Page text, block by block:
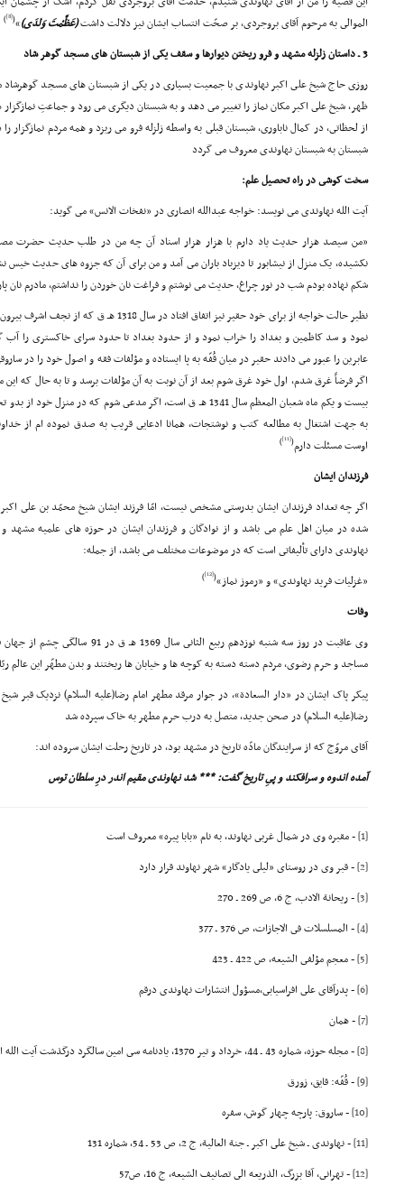
الموالى به مرحوم آقاى بروجردى، بر صحّت انتساب ایشان نیز دلالت داشت(عَظَّمْتَ وَلدَى)»
(
[8]
)
3 ـ داستان زلزله مشهد و فرو ریختن دیوارها و سقف یکى از شبستان هاى مسجد گوهر شاد
روزى حاج شیخ على اکبر نهاوندى با جمعیت بسیارى در یکى از شبستان هاى مسجد گوهرشاد
ظهر، شیخ على اکبر مکان نماز را تغییر مى دهد و به شبستان دیگرى مى رود و جماعتِ نمازگزار
از لحظاتى، در کمال ناباورى، شبستان قبلى به واسطه زلزله فرو مى ریزد و همه مردم
شبستان به شبستان نهاوندى معروف مى گردد
سخت کوشى در راه تحصیل علم:
آیت الله نهاوندى مى نویسد: خواجه عبدالله انصارى در «نفخات الانس» مى گوید:
«من سیصد هزار حدیث یاد دارم با هزار هزار اسناد آن چه من در طلب حدیث حضرت
نکشیده، یک منزل از نیشابور تا دیزباد باران مى آمد و من براى آن که جزوه هاى حدیث خیس
شکم نهاده بودم شب در نور چراغ، حدیث مى نوشتم و فراغت نان خوردن را نداشتم، مادرم نان
نظیر حالت خواجه از براى خود حقیر نیز اتفاق
نمود و سد کاظمین و بغداد را خراب نمود و از حدود بغداد تا حدود سراى خاکسترى را آب
عابرین را عبور مى دادند حقیر در میان قُفّه به پا ایستاده و مؤلفات فقه و اصول خود را در
اگر فرضاً غرق شدم، اول خود غرق شوم بعد از آن نوبت به آن مؤلفات برسد و تا به حال که این
بیست و یکم ماه شعبان المعظم سال 1341 هـ ق است، اگر مدعى شوم که
به جهت اشتغال به مطالعه کتب و نوشتجات، همانا ادعایى قریب به صدق نموده ام از
اوست مسئلت دارم(
[11]
)
فرزندان ایشان
اگر چه تعداد فرزندان ایشان بدرستى مشخص نیست، امّا فرزند ایشان شیخ محمّد بن على
شده در میان اهل علم مى باشد و از نوادگان و فرزندان ایشان در حوزه هاى علمیه
نهاوندى داراى تألیفاتى است که در موضوعات مختلف مى باشد، از جمله:
«غزلیات فرید نهاوندى» و «رموز نماز»(
[12]
)
وفات
وى عاقبت در روز سه شنبه نوزدهم ربیع
مساجد و حرم رضوى، مردم دسته دسته به کوچه ها و خیابان ها ریختند و بدن مطهّر این عالم
پیکر پاک ایشان در «دار السعادة»، در جوار مرقد مطهر امام رضا(علیه السلام) نزدیک قبر
رضا(علیه السلام) در صحن جدید، متصل به درب حرم مطهر به خاک سپرده شد
آقاى مروّج که از سرایندگان مادّه تاریخ در مشهد بود، در تاریخ رحلت ایشان سروده اند:
آمده اندوه و سرافکند و پىِ تاریخ گفت: *** شد نهاوندى مقیم اندر درِ سلطان توس
[1] - مقبره وى در شمال غربى نهاوند، به نام «بابا پیره» معروف است
[2] - قبر وى در روستاى «لیلى یادگار» شهر نهاوند قرار دارد
[3] - ریحانة الادب، ج 6، ص 269 ـ 270
[4] - المسلسلات فى الاجازات، ص 376 ـ 377
[5] - معجم مؤلفى الشیعه، ص 422 ـ 423
[6] - پدرآقاى على افراسیابى،مسؤول انتشارات نهاوندى درقم
[7] - همان
[8] - مجله حوزه، شماره 43 ـ 44، خرداد و تیر 1370، یادنامه سى امین سالگرد درگذشت آیت الله العظمى بروجردى
[9] - قُفّه: قایق، زورق
[10]
- ساروق: پارچه چهار گوش، سفره
[11]
- نهاوندى ـ شیخ على اکبر ـ جنة العالیة، ج 2، ص 53 ـ 54، شماره 131
[12]
- تهرانى، آقا بزرگ، الذریعه الى تصانیف الشیعه، ج 16، ص57